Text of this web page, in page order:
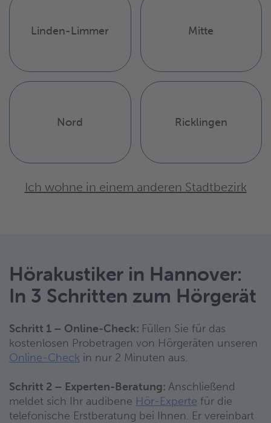
Linden-Limmer Mitte
Nord Ricklingen
Ich wohne in einem anderen Stadtbezirk
Hörakustiker in Hannover:
In 3 Schritten zum Hörgerät
Schritt 1 – Online-Check: Füllen Sie für das
kostenlosen Probetragen von Hörgeräten unseren
Online-Check in nur 2 Minuten aus.
Schritt 2 – Experten-Beratung: Anschließend
meldet sich Ihr audibene Hör-Experte für die
telefonische Erstberatung bei Ihnen. Er vereinbart